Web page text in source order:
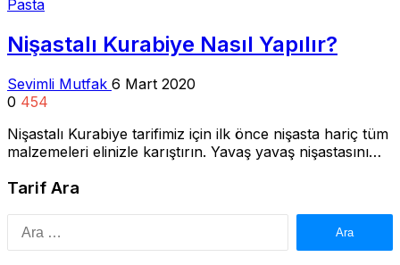
Pasta
Nişastalı Kurabiye Nasıl Yapılır?
Sevimli Mutfak 6 Mart 2020
0 454
Nişastalı Kurabiye tarifimiz için ilk önce nişasta hariç tüm
malzemeleri elinizle karıştırın. Yavaş yavaş nişastasını…
Tarif Ara